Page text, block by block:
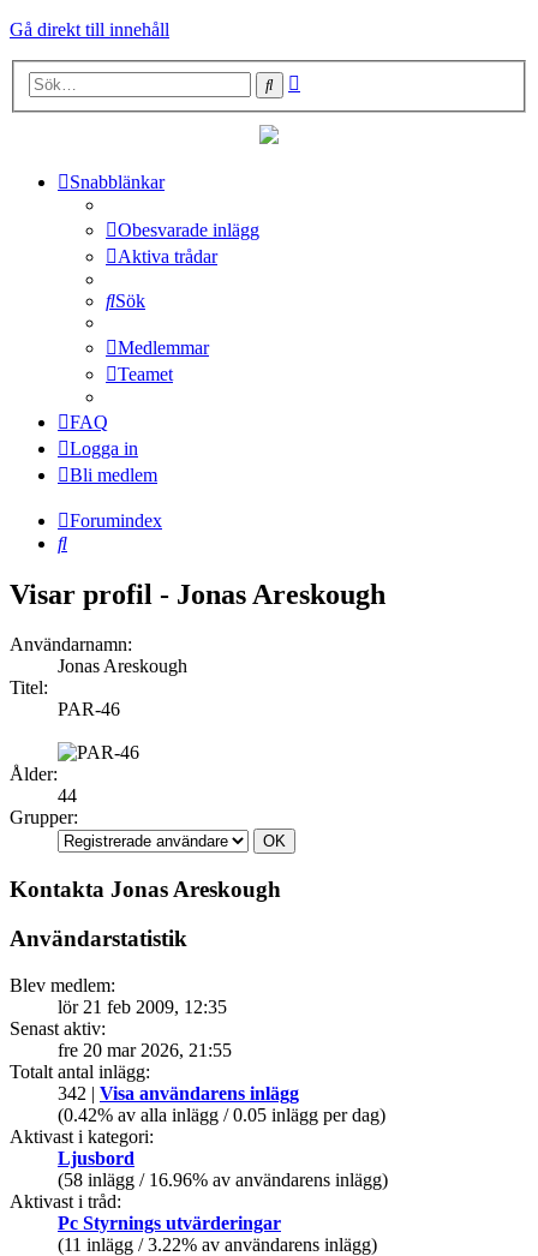
Gå direkt till innehåll
Sök
Snabblänkar
Obesvarade inlägg
Aktiva trådar
Sök
Medlemmar
Teamet
FAQ
Logga in
Bli medlem
Forumindex
Sök
Visar profil - Jonas Areskough
Användarnamn:
Jonas Areskough
Titel:
PAR-46
Ålder:
44
Grupper:
Kontakta Jonas Areskough
Användarstatistik
Blev medlem:
lör 21 feb 2009, 12:35
Senast aktiv:
fre 20 mar 2026, 21:55
Totalt antal inlägg:
342 | Visa användarens inlägg
(0.42% av alla inlägg / 0.05 inlägg per dag)
Aktivast i kategori:
Ljusbord
(58 inlägg / 16.96% av användarens inlägg)
Aktivast i tråd:
Pc Styrnings utvärderingar
(11 inlägg / 3.22% av användarens inlägg)